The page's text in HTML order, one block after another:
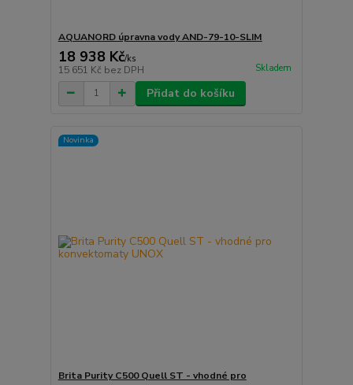
AQUANORD úpravna vody AND-79-10-SLIM
18 938 Kč/ks
15 651 Kč bez DPH Skladem
Přidat do košíku
Novinka
Brita Purity C500 Quell ST - vhodné pro